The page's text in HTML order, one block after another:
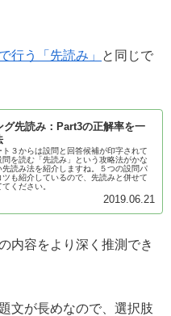
行う「先読み」
と同じで
グ先読み：Part3の正解率を一
ト３からは設問と回答候補が印字されて
を読む「先読み」という攻略法がかな
先読み法を紹介しますね。５つの設問パ
も紹介しているので、先読みと併せて
ください。
2019.06.21
内容をより深く推測でき
文が長めなので、選択肢